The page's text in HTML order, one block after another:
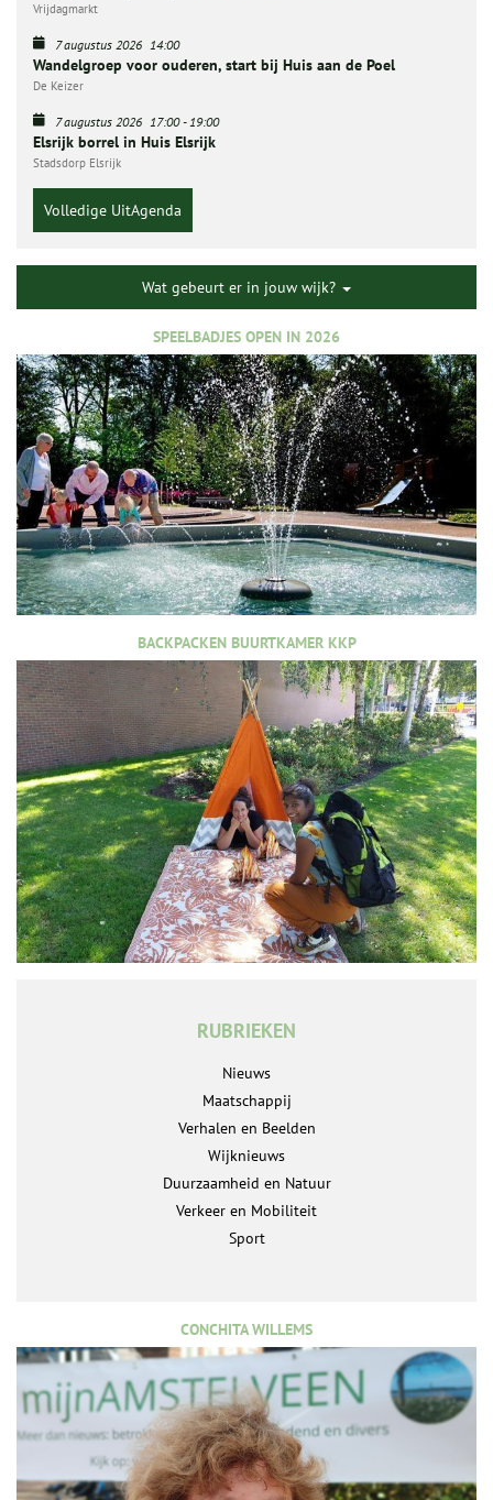
Vrijdagmarkt
7 augustus 2026 14:00
Wandelgroep voor ouderen, start bij Huis aan de Poel
De Keizer
7 augustus 2026 17:00-19:00
Elsrijk borrel in Huis Elsrijk
Stadsdorp Elsrijk
Volledige UitAgenda
Wat gebeurt er in jouw wijk?
SPEELBADJES OPEN IN 2026
BACKPACKEN BUURTKAMER KKP
RUBRIEKEN
Nieuws
Maatschappij
Verhalen en Beelden
Wijknieuws
Duurzaamheid en Natuur
Verkeer en Mobiliteit
Sport
CONCHITA WILLEMS